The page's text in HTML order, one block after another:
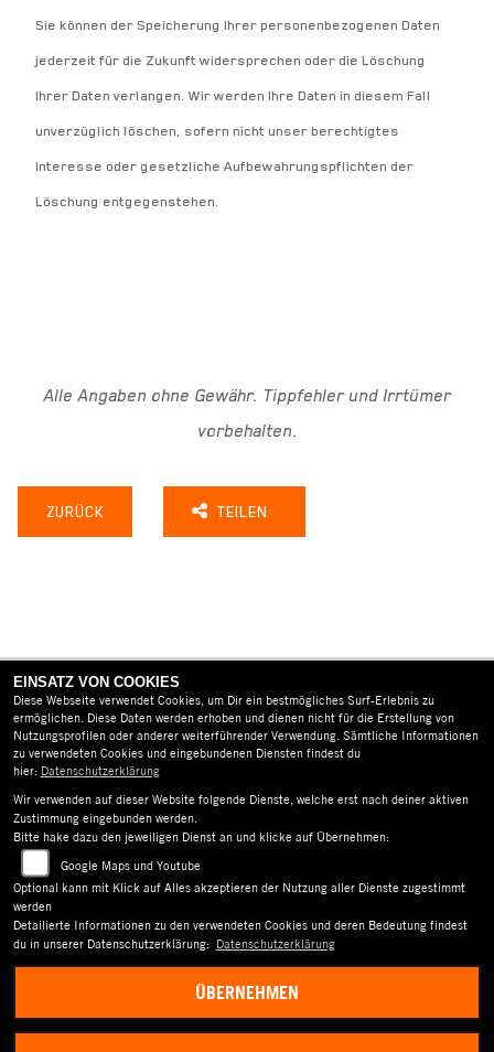
Sie können der Speicherung Ihrer personenbezogenen Daten
jederzeit für die Zukunft widersprechen oder die Löschung
Ihrer Daten verlangen. Wir werden Ihre Daten in diesem Fall
unverzüglich löschen, sofern nicht unser berechtigtes
Interesse oder gesetzliche Aufbewahrungspflichten der
Löschung entgegenstehen.
Alle Angaben ohne Gewähr. Tippfehler und Irrtümer
vorbehalten.
ZURÜCK TEILEN
IMPRESSUM
DISCLAIMER
BARRIEREFREIHEIT
EINSATZ VON COOKIES
Diese Webseite verwendet Cookies, um Dir ein bestmögliches Surf-Erlebnis zu
ermöglichen. Diese Daten werden erhoben und dienen nicht für die Erstellung von
Nutzungsprofilen oder anderer weiterführender Verwendung. Sämtliche Informationen
zu verwendeten Cookies und eingebundenen Diensten findest du
hier: Datenschutzerklärung
Wir verwenden auf dieser Website folgende Dienste, welche erst nach deiner aktiven
Zustimmung eingebunden werden.
Bitte hake dazu den jeweiligen Dienst an und klicke auf Übernehmen:
Google Maps und Youtube
Optional kann mit Klick auf Alles akzeptieren der Nutzung aller Dienste zugestimmt
werden
Detailierte Informationen zu den verwendeten Cookies und deren Bedeutung findest
du in unserer Datenschutzerklärung: Datenschutzerklärung
ÜBERNEHMEN